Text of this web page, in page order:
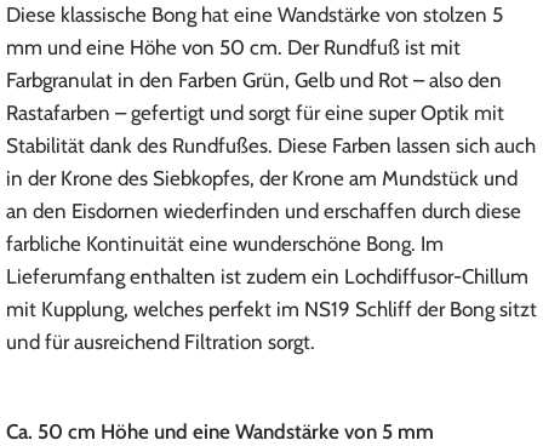
Diese klassische Bong hat eine Wandstärke von stolzen 5
mm und eine Höhe von 50 cm. Der Rundfuß ist mit
Farbgranulat in den Farben Grün, Gelb und Rot – also den
Rastafarben – gefertigt und sorgt für eine super Optik mit
Stabilität dank des Rundfußes. Diese Farben lassen sich auch
in der Krone des Siebkopfes, der Krone am Mundstück und
an den Eisdornen wiederfinden und erschaffen durch diese
farbliche Kontinuität eine wunderschöne Bong. Im
Lieferumfang enthalten ist zudem ein Lochdiffusor-Chillum
mit Kupplung, welches perfekt im NS19 Schliff der Bong sitzt
und für ausreichend Filtration sorgt.
Ca. 50 cm Höhe und eine Wandstärke von 5 mm